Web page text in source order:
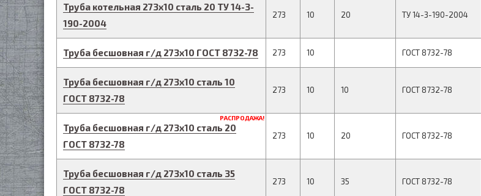
Труба котельная 273х10 сталь 20 ТУ 14-3-
190-2004
273 10 20 ТУ 14-3-190-2004
Труба бесшовная г/д 273х10 ГОСТ 8732-78 273 10 ГОСТ 8732-78
Труба бесшовная г/д 273х10 сталь 10
ГОСТ 8732-78
273 10 10 ГОСТ 8732-78
РАСПРОДАЖА!
Труба бесшовная г/д 273х10 сталь 20
ГОСТ 8732-78
273 10 20 ГОСТ 8732-78
Труба бесшовная г/д 273х10 сталь 35
ГОСТ 8732-78
273 10 35 ГОСТ 8732-78